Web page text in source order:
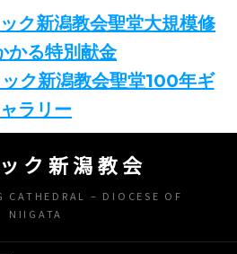
ク新潟教会聖堂大規模修
かる特別献金
ック新潟教会聖堂100年ギ
ャラリー
ク新潟教会
CATHEDRAL – DIOCESE OF
NIIGATA